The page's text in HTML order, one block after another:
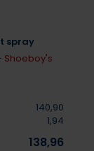
spray
Shoeboy's
140,90
1,94
138,96